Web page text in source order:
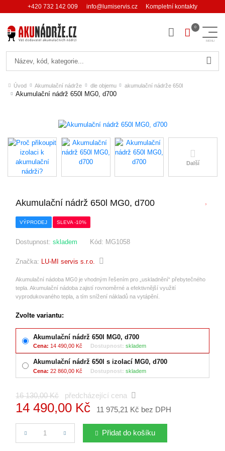
+420 732 142 009 info@lumiservis.cz Kompletní kontakty
Úvod Akumulační nádrže dle objemu akumulační nádrže 650l
Akumulační nádrž 650l MG0, d700
Další
Akumulační nádrž 650l MG0, d700
VÝPRODEJ SLEVA -10%
Dostupnost:skladem Kód: MG1058
Značka: LU-MI servis s.r.o.
Akumulační nádoba MG0 je vhodným řešením pro „uskladnění“ přebytečného
tepla. Akumulační nádoba zajistí rovnoměrné a efektivnější využití
vyprodukovaného tepla, a tím snížení nákladů na vytápění.
Zvolte variantu:
Akumulační nádrž 650l MG0, d700
Cena: 14 490,00 Kč Dostupnost: skladem
Akumulační nádrž 650l s izolací MG0, d700
Cena: 22 860,00 Kč Dostupnost: skladem
16 130,00 Kč předcházející cena
14 490,00 Kč 11 975,21 Kč bez DPH
Přidat do košíku